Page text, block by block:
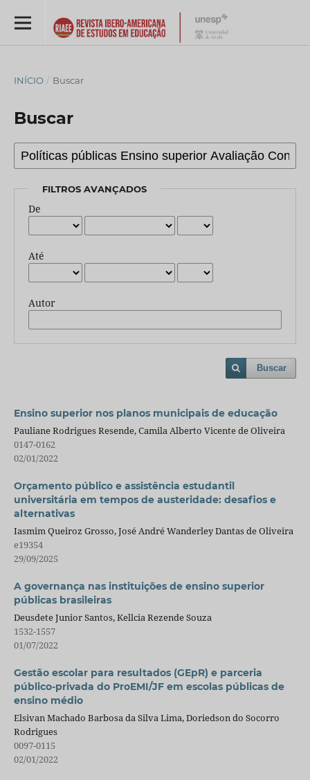
INÍCIO / Buscar
Buscar
FILTROS AVANÇADOS
De
Até
Autor
Buscar
Ensino superior nos planos municipais de educação
Pauliane Rodrigues Resende, Camila Alberto Vicente de Oliveira
0147-0162
02/01/2022
Orçamento público e assistência estudantil
universitária em tempos de austeridade: desafios e
alternativas
Iasmim Queiroz Grosso, José André Wanderley Dantas de Oliveira
e19354
29/09/2025
A governança nas instituições de ensino superior
públicas brasileiras
Deusdete Junior Santos, Kellcia Rezende Souza
1532-1557
01/07/2022
Gestão escolar para resultados (GEpR) e parceria
público-privada do ProEMI/JF em escolas públicas de
ensino médio
Elsivan Machado Barbosa da Silva Lima, Doriedson do Socorro
Rodrigues
0097-0115
02/01/2022